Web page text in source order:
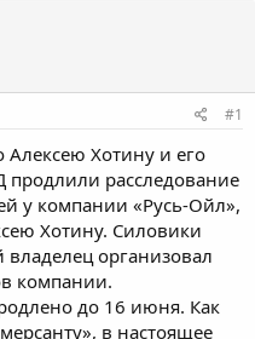
#1
Хотину и его
расследование
у компании «Русь-Ойл»,
Хотину. Силовики
организовал
компании.
до 16 июня. Как
в настоящее